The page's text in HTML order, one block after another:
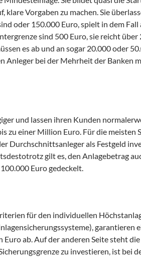
Vorgaben zu machen. Sie
oder 150.000 Euro, spielt in dem
sind 500 Euro, sie reicht
es ab und an sogar 20.000 oder
bei der Mehrheit der Banken
und lassen ihren Kunden
zu einer Million Euro. Für die meisten
Durchschnittsanleger als Festgeld
gilt es, den Anlagebetrag
Euro gedeckelt.
für den individuellen
ab. Auf der anderen Seite steht
zu investieren, ist bei